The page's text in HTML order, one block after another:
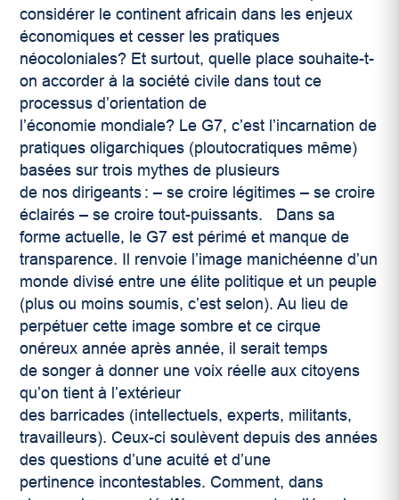
considérer le continent africain dans les enjeux
économiques et cesser les pratiques
néocoloniales? Et surtout, quelle place souhaite-t-
on accorder à la société civile dans tout ce
processus d’orientation de
l’économie mondiale? Le G7, c’est l’incarnation de
pratiques oligarchiques (ploutocratiques même)
basées sur trois mythes de plusieurs
de nos dirigeants : – se croire légitimes – se croire
éclairés – se croire tout-puissants.
Dans sa
forme actuelle, le G7 est périmé et manque de
transparence. Il renvoie l’image manichéenne d’un
monde divisé entre une élite politique et un peuple
(plus ou moins soumis, c’est selon). Au lieu de
perpétuer cette image sombre et ce cirque
onéreux année après année, il serait temps
de songer à donner une voix réelle aux citoyens
qu’on tient à l’extérieur
des barricades (intellectuels, experts, militants,
travailleurs). Ceux-ci soulèvent depuis des années
des questions d’une acuité et d’une
pertinence incontestables. Comment, dans